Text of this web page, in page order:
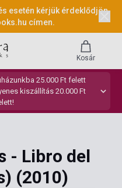
esetén kérjük érdeklődjön
címen.
25.000 Ft felett
kiszállítás 20.000 Ft
Kosár
- Libro del
(2010)